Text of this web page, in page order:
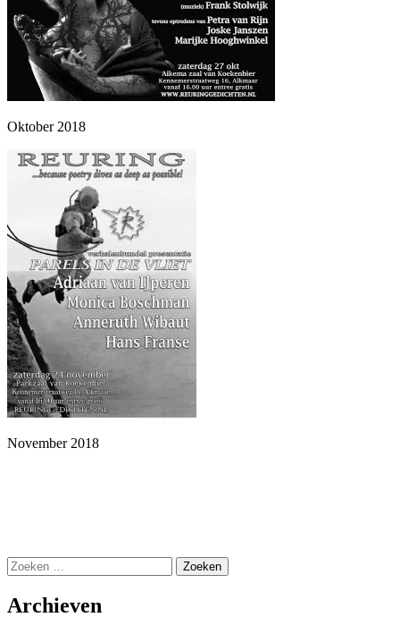
Oktober 2018
November 2018
Zoeken
naar:
Archieven